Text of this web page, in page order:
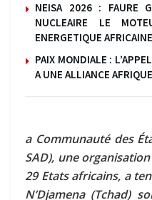
NEISA 2026 : FAURE
NUCLEAIRE LE
ENERGETIQUE AFRICAINE
PAIX MONDIALE :
A UNE ALLIANCE
a Communauté des
SAD), une
29 Etats africains, a
N’Djamena (Tchad)